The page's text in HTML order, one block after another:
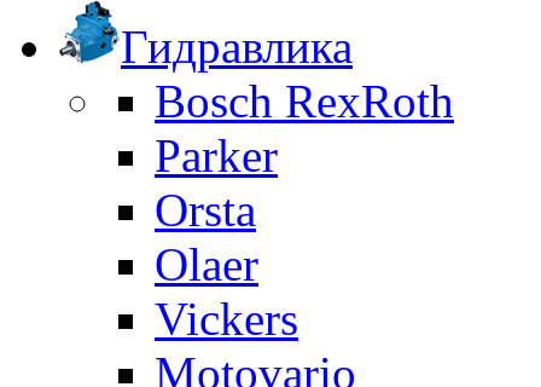
Гидравлика
Bosch RexRoth
Parker
Orsta
Olaer
Vickers
Motovario